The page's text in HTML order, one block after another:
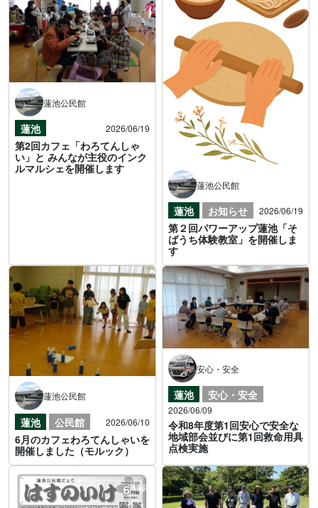
蓮池公民館
蓮池 2026/06/19
第2回カフェ「わろてんしゃ
い」と みんなが主役のインク
ルマルシェを開催します
蓮池公民館
蓮池 お知らせ 2026/06/19
第２回パワーアップ蓮池「そ
ばうち体験教室」を開催しま
す
蓮池公民館
蓮池 公民館 2026/06/10
6月のカフェわろてんしゃいを
開催しました（モルック）
安心・安全
蓮池 安心・安全
2026/06/09
令和8年度第1回安心で安全な
地域部会並びに第1回救命用具
点検実施